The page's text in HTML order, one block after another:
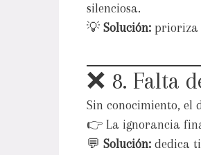
silenciosa.
💡 Solución:prioriza
❌ 8. Falta
Sin conocimiento, el
👉 La ignorancia
💬 Solución:dedica